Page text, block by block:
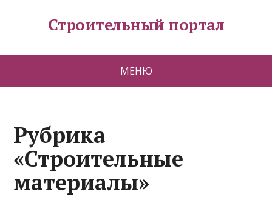
Строительный портал
МЕНЮ
Рубрика
«Строительные
материалы»